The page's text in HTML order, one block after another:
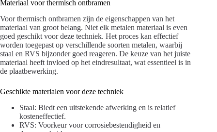
Materiaal voor thermisch ontbramen
Voor thermisch ontbramen zijn de eigenschappen van het
materiaal van groot belang. Niet elk metalen materiaal is even
goed geschikt voor deze techniek. Het proces kan effectief
worden toegepast op verschillende soorten metalen, waarbij
staal en RVS bijzonder goed reageren. De keuze van het juiste
materiaal heeft invloed op het eindresultaat, wat essentieel is in
de plaatbewerking.
Geschikte materialen voor deze techniek
Staal: Biedt een uitstekende afwerking en is relatief
kosteneffectief.
RVS: Voorkeur voor corrosiebestendigheid en